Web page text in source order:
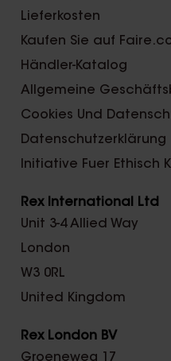
Lieferkosten
Kaufen Sie auf
Händler-Katalog
Allgemeine
Cookies Und
Datenschutzerklärung
Initiative Fuer Ethisch
Rex International Ltd
Unit 3-4 Allied Way
London
W3 0RL
United Kingdom
Rex London BV
Groeneweg 17